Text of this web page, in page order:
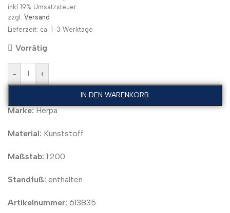
inkl 19% Umsatzsteuer
zzgl. Versand
Lieferzeit: ca. 1-3 Werktage
Vorrätig
- +
IN DEN WARENKORB
Marke:Herpa
Material: Kunststoff
Maßstab: 1:200
Standfuß: enthalten
Artikelnummer: 613835